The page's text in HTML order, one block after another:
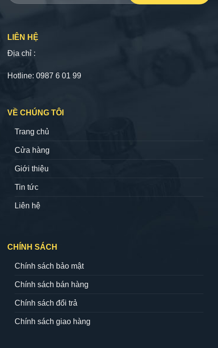
LIÊN HỆ
Địa chỉ :
Hotline: 0987 6 01 99
VỀ CHÚNG TÔI
Trang chủ
Cửa hàng
Giới thiệu
Tin tức
Liên hệ
CHÍNH SÁCH
Chính sách bảo mật
Chính sách bán hàng
Chính sách đổi trả
Chính sách giao hàng